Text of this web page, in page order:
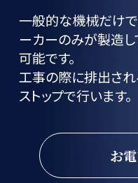
一般的な機械だけで
ーカーのみが製造
可能です。
工事の際に排出さ
ストップで行います。
お